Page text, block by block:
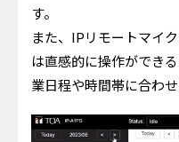
す。
また、IPリモートマイ
は直感的に操作ができ
業日程や時間帯に合わ